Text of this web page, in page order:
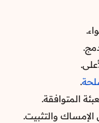
.
المتوافقة.
والتثبيت.